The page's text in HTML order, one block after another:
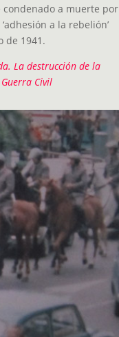
a muerte por
a la rebelión’
de 1941.
La destrucción de la
Civil